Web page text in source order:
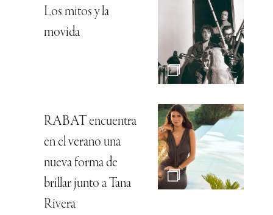
Los mitos y la
movida
RABAT encuentra
en el verano una
nueva forma de
brillar junto a Tana
Rivera